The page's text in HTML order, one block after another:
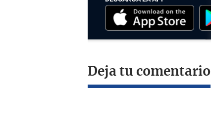
Deja tu comentario